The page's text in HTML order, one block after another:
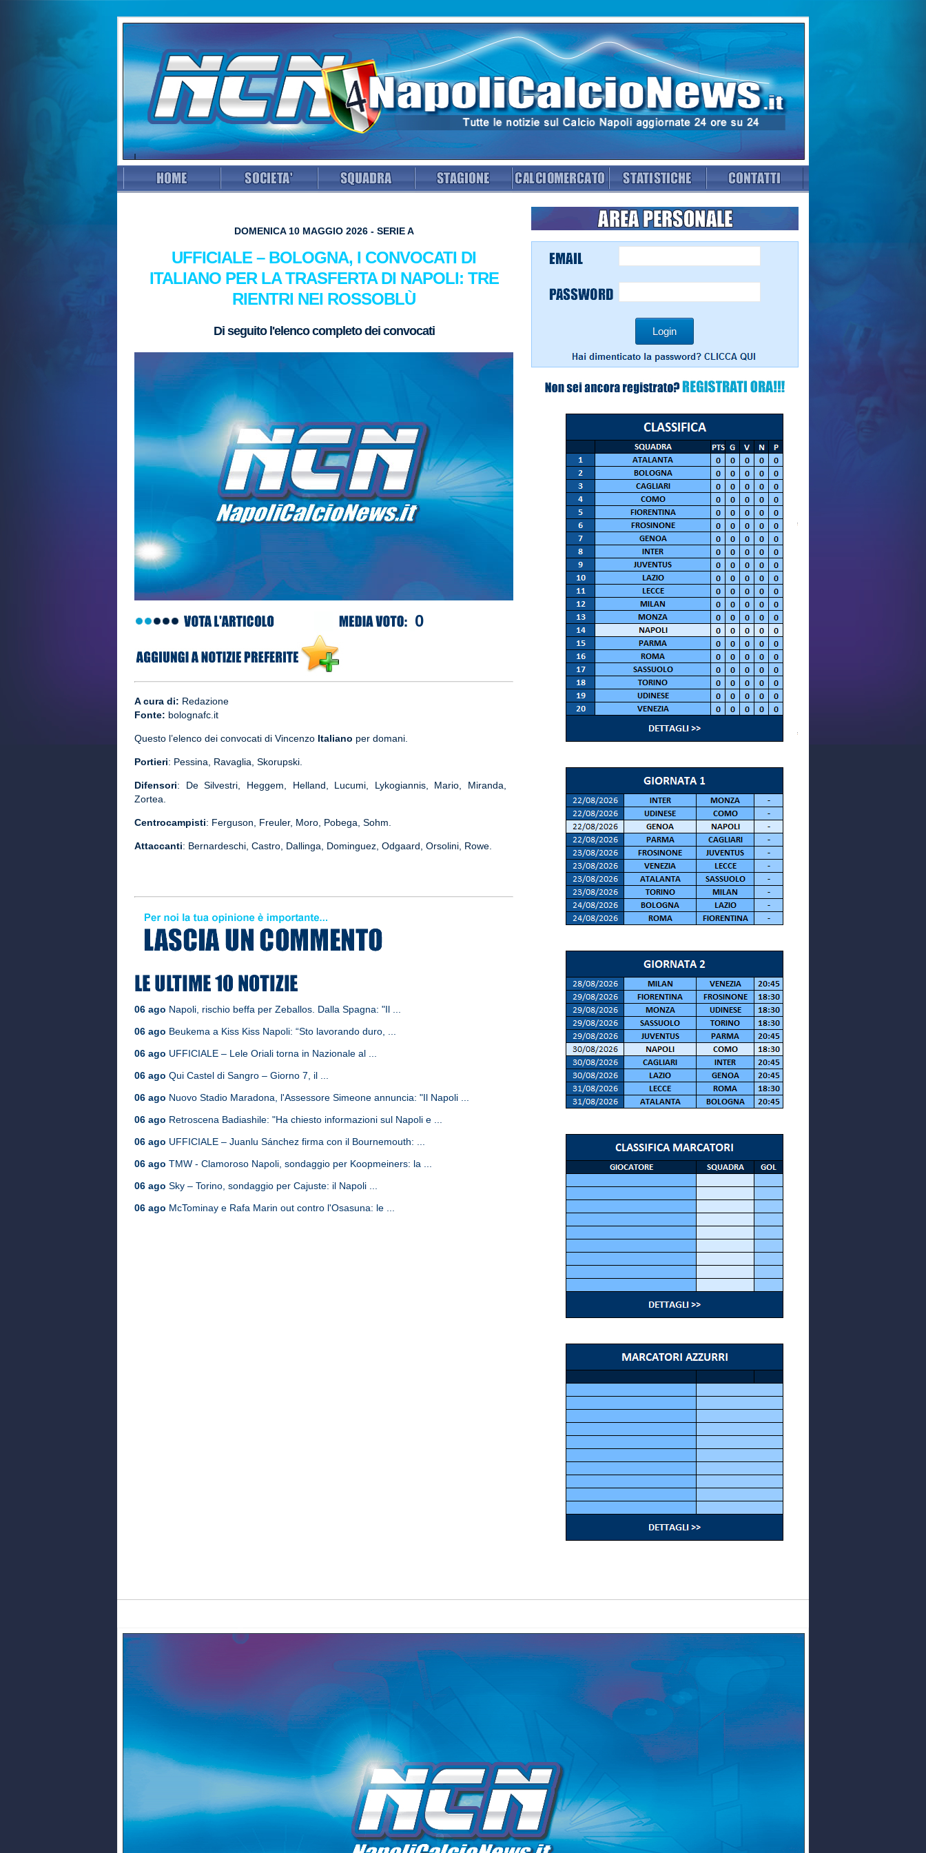
DOMENICA 10 MAGGIO 2026 - SERIE A
UFFICIALE – BOLOGNA, I CONVOCATI DI
ITALIANO PER LA TRASFERTA DI NAPOLI: TRE
RIENTRI NEI ROSSOBLÙ
Di seguito l'elenco completo dei convocati
0
A cura di: Redazione
Fonte: bolognafc.it
Questo l’elenco dei convocati di Vincenzo Italiano per domani.
Portieri: Pessina, Ravaglia, Skorupski.
Difensori: De Silvestri, Heggem, Helland, Lucumi, Lykogiannis, Mario, Miranda,
Zortea.
Centrocampisti: Ferguson, Freuler, Moro, Pobega, Sohm.
Attaccanti: Bernardeschi, Castro, Dallinga, Dominguez, Odgaard, Orsolini, Rowe.
06 ago Napoli, rischio beffa per Zeballos. Dalla Spagna: "Il ...
06 ago Beukema a Kiss Kiss Napoli: “Sto lavorando duro, ...
06 ago UFFICIALE – Lele Oriali torna in Nazionale al ...
06 ago Qui Castel di Sangro – Giorno 7, il ...
06 ago Nuovo Stadio Maradona, l'Assessore Simeone annuncia: "Il Napoli ...
06 ago Retroscena Badiashile: "Ha chiesto informazioni sul Napoli e ...
06 ago UFFICIALE – Juanlu Sánchez firma con il Bournemouth: ...
06 ago TMW - Clamoroso Napoli, sondaggio per Koopmeiners: la ...
06 ago Sky – Torino, sondaggio per Cajuste: il Napoli ...
06 ago McTominay e Rafa Marin out contro l'Osasuna: le ...